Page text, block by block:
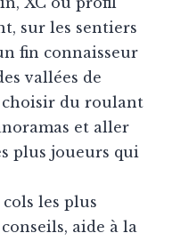
sur les sentiers
fin connaisseur
vallées de
choisir du roulant
et aller
plus joueurs qui
les plus
aide à la